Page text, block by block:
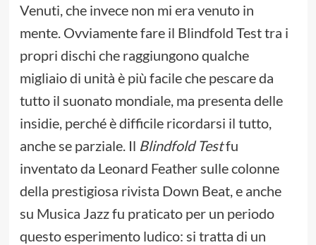
Venuti, che invece non mi era venuto in
mente. Ovviamente fare il Blindfold Test tra i
propri dischi che raggiungono qualche
migliaio di unità è più facile che pescare da
tutto il suonato mondiale, ma presenta delle
insidie, perché è difficile ricordarsi il tutto,
anche se parziale. Il Blindfold Testfu
inventato da Leonard Feather sulle colonne
della prestigiosa rivista Down Beat, e anche
su Musica Jazz fu praticato per un periodo
questo esperimento ludico: si tratta di un